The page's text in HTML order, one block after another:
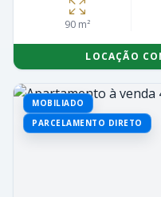
90 m²
LOCAÇÃO
MOBILIADO
PARCELAMENTO DIRETO